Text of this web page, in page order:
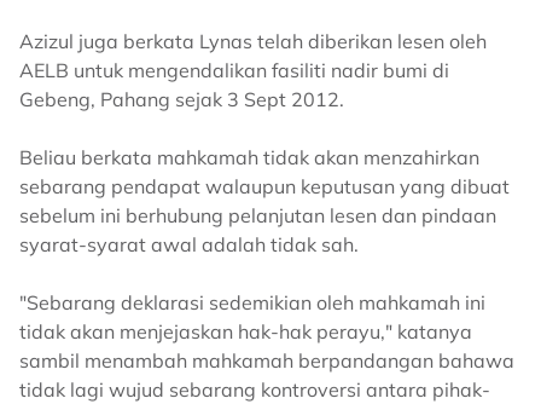
Azizul juga berkata Lynas telah diberikan lesen oleh
AELB untuk mengendalikan fasiliti nadir bumi di
Gebeng, Pahang sejak 3 Sept 2012.
Beliau berkata mahkamah tidak akan menzahirkan
sebarang pendapat walaupun keputusan yang dibuat
sebelum ini berhubung pelanjutan lesen dan pindaan
syarat-syarat awal adalah tidak sah.
"Sebarang deklarasi sedemikian oleh mahkamah ini
tidak akan menjejaskan hak-hak perayu," katanya
sambil menambah mahkamah berpandangan bahawa
tidak lagi wujud sebarang kontroversi antara pihak-